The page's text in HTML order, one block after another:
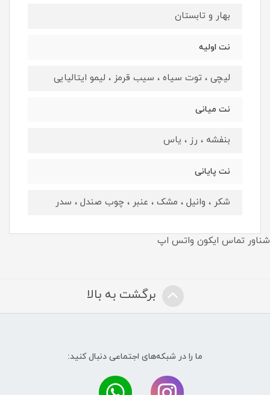
بهار و تابستان
نت اوليه
لیچی ، توت سیاه ، سیب قرمز ، لیمو ایتالیایی
نت ميانى
بنفشه ، رز ، یاس
نت پايانى
شکر ، وانیل ، مشک ، عنبر ، چوب صندل ، سدر
شناور تماس ایکون واتس اپ
برگشت به بالا
ما را در شبکه‌های اجتماعی دنبال کنید: